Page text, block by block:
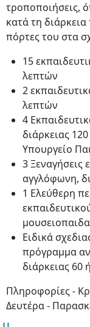
τροποποιήσεις,
κατά τη διάρκεια
πόρτες του στα
15
λεπτών
2
λεπτών
4
διάρκειας
Υπουργείο
3 Ξεναγήσεις
αγγλόφωνη,
1 Ελεύθερη
Ειδικά
πρόγραμμα
διάρκειας 60
Πληροφορίες -
Δευτέρα -